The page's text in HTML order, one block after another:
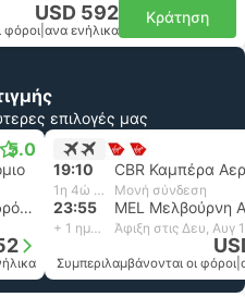
USD 592
φόροι ανα ενήλικα
Κράτηση
επιλογές μας
5.0
MEL Μελβούρνη Αεροδρόμιο Αυστραλία
19:10 CBR Καμπέρα
1η 4ώ 45λεπτά Μονή σύνδεση
23:55
+ 1 ημέρα Άφιξη στις Δευ, Αυγ
Συμπεριλαμβάνονται οι φόροι